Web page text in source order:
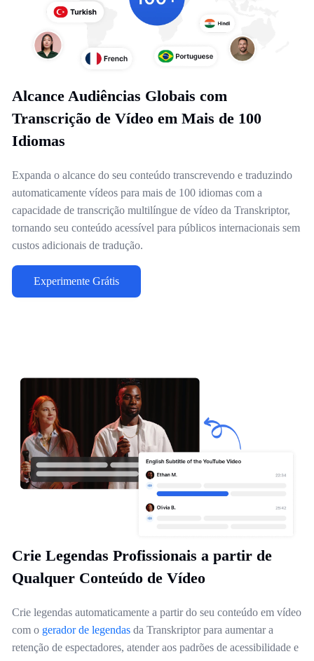
Alcance Audiências Globais com
Transcrição de Vídeo em Mais de 100
Idiomas
Expanda o alcance do seu conteúdo transcrevendo e traduzindo
automaticamente vídeos para mais de 100 idiomas com a
capacidade de transcrição multilíngue de vídeo da Transkriptor,
tornando seu conteúdo acessível para públicos internacionais sem
custos adicionais de tradução.
Experimente Grátis
Crie Legendas Profissionais a partir de
Qualquer Conteúdo de Vídeo
Crie legendas automaticamente a partir do seu conteúdo em vídeo
com o gerador de legendas da Transkriptor para aumentar a
retenção de espectadores, atender aos padrões de acessibilidade e